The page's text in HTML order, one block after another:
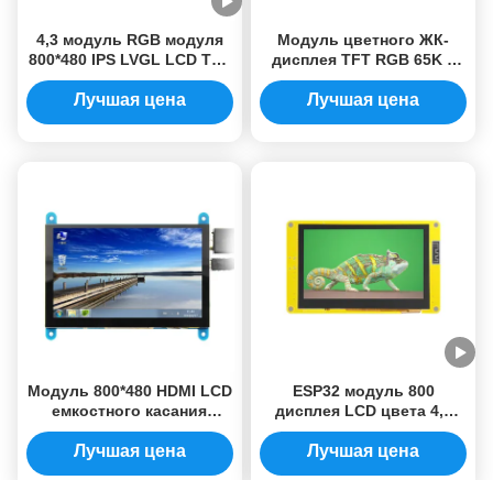
4,3 модуль RGB модуля
800*480 IPS LVGL LCD TFT
дисплея дюйма ESP32
Лучшая цена
Модуль цветного ЖК-
дисплея TFT RGB 65K с
разрешением 800*480
пикселей
Лучшая цена
Модуль 800*480 HDMI LCD
емкостного касания
умный модуль дисплея
Lcd 5 дюймов
Лучшая цена
ESP32 модуль 800
дисплея LCD цвета 4,3
дюймов * 480 доска
развития IPS LVGL
поддерживает Bluetooth
Лучшая цена